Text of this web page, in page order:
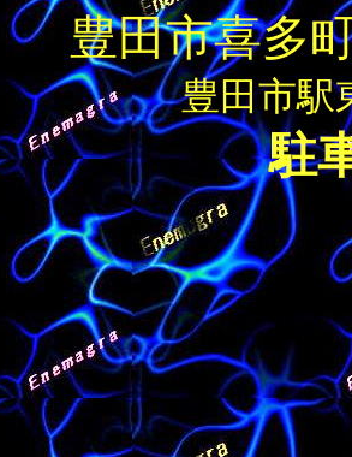
豊田市喜多
豊田市駅
駐